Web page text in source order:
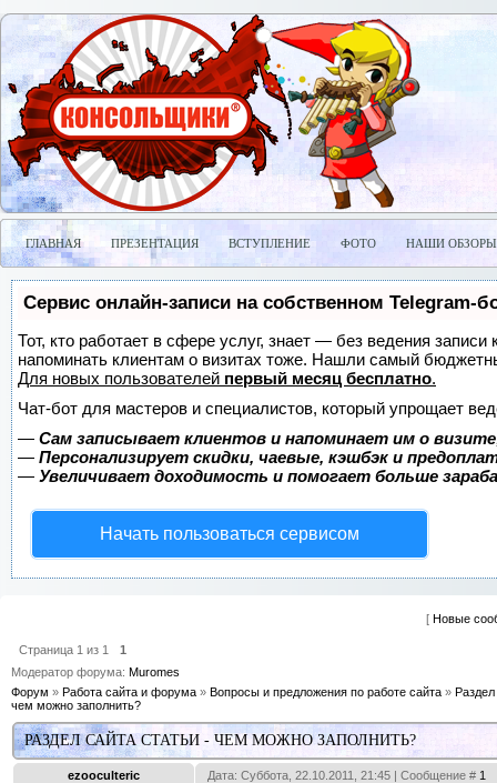
ГЛАВНАЯ ПРЕЗЕНТАЦИЯ ВСТУПЛЕНИЕ ФОТО НАШИ ОБЗОРЫ
Сервис онлайн-записи на собственном Telegram-
Тот, кто работает в сфере услуг, знает — без ведения
напоминать клиентам о визитах тоже. Нашли самый
Для новых пользователей первый месяц бесплатно.
Чат-бот для мастеров и специалистов, который упрощает
— Сам записывает клиентов и напоминает им о
— Персонализирует скидки, чаевые, кэшбэк и
— Увеличивает доходимость и помогает больше
Начать пользоваться сервисом
[ Новые
Страница 1 из 1
1
Модератор форума: Muromes
Форум » Работа сайта и форума » Вопросы и предложения по работе сайта »
чем можно заполнить?
РАЗДЕЛ САЙТА СТАТЬИ - ЧЕМ МОЖНО ЗАПОЛНИТЬ?
ezooculteric Дата: Суббота, 22.10.2011, 21:45 | Сообщение # 1